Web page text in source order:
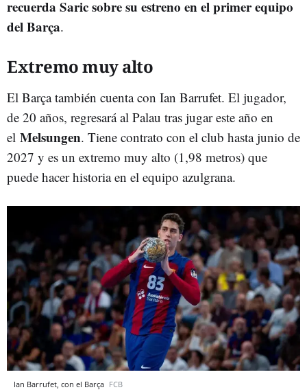
recuerda Saric sobre su estreno en el primer equipo
del Barça.
Extremo muy alto
El Barça también cuenta con Ian Barrufet. El jugador,
de 20 años, regresará al Palau tras jugar este año en
el Melsungen. Tiene contrato con el club hasta junio de
2027 y es un extremo muy alto (1,98 metros) que
puede hacer historia en el equipo azulgrana.
Ian Barrufet, con el Barça FCB